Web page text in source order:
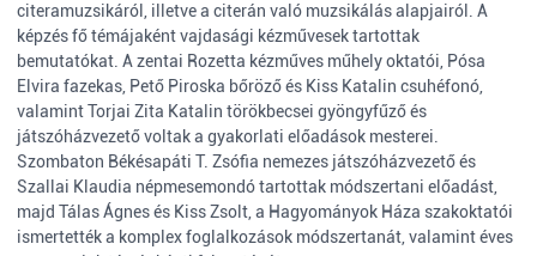
citeramuzsikáról, illetve a citerán való muzsikálás alapjairól. A
képzés fő témájaként vajdasági kézművesek tartottak
bemutatókat. A zentai Rozetta kézműves műhely oktatói, Pósa
Elvira fazekas, Pető Piroska bőröző és Kiss Katalin csuhéfonó,
valamint Torjai Zita Katalin törökbecsei gyöngyfűző és
játszóházvezető voltak a gyakorlati előadások mesterei.
Szombaton Békésapáti T. Zsófia nemezes játszóházvezető és
Szallai Klaudia népmesemondó tartottak módszertani előadást,
majd Tálas Ágnes és Kiss Zsolt, a Hagyományok Háza szakoktatói
ismertették a komplex foglalkozások módszertanát, valamint éves